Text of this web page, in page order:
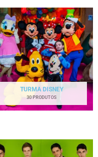
TURMA DISNEY
30 PRODUTOS